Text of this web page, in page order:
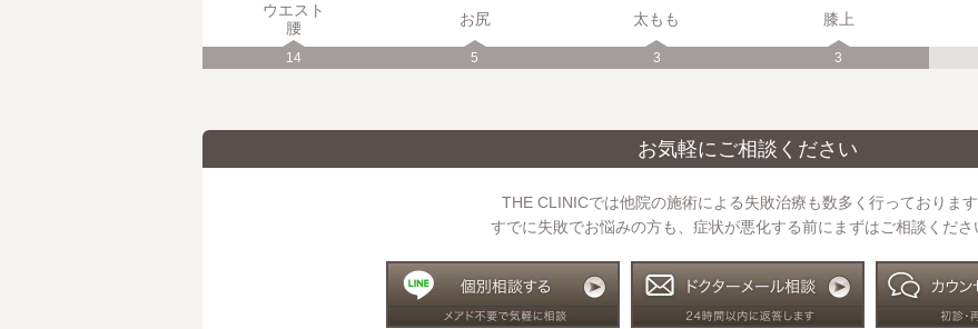
ウエスト
腰
14
お尻
5
太もも
3
膝上
3
お気軽にご相談ください
THE CLINICでは他院の施術による失敗治療も数多く行っております
すでに失敗でお悩みの方も、症状が悪化する前にまずはご相談くださ